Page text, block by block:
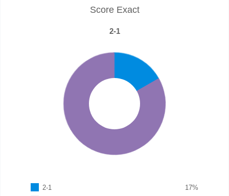
Score Exact
2-1
2-1 %
17